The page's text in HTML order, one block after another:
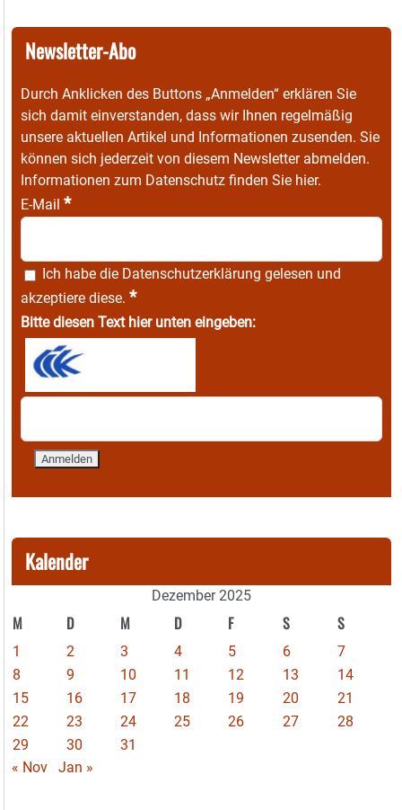
Newsletter-Abo
Durch Anklicken des Buttons „Anmelden“ erklären Sie
sich damit einverstanden, dass wir Ihnen regelmäßig
unsere aktuellen Artikel und Informationen zusenden. Sie
können sich jederzeit von diesem Newsletter abmelden.
Informationen zum Datenschutz finden Sie hier.
E-Mail *
Ich habe die Datenschutzerklärung gelesen und
akzeptiere diese. *
Bitte diesen Text hier unten eingeben:
Kalender
Dezember 2025
M D M D F S S
1 2 3 4 5 6
7
8
9 10 11 12 13
14
15
16 17 18 19 20
21
22
23 24 25 26 27
28
29
30
31
« Nov
Jan »